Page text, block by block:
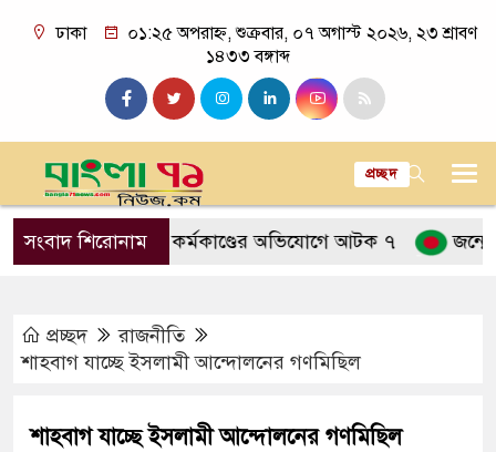
ঢাকা
০১:২৫ অপরাহ্ন, শুক্রবার, ০৭ অগাস্ট ২০২৬, ২৩ শ্রাবণ
১৪৩৩ বঙ্গাব্দ
প্রচ্ছদ
সংবাদ শিরোনামকর্মকাণ্ডের অভিযোগে আটক ৭ জন্মের পর
প্রচ্ছদ
রাজনীতি
শাহবাগ যাচ্ছে ইসলামী আন্দোলনের গণমিছিল
শাহবাগ যাচ্ছে ইসলামী আন্দোলনের গণমিছিল